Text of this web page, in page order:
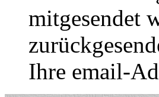
mitgesendet
Ihre email-